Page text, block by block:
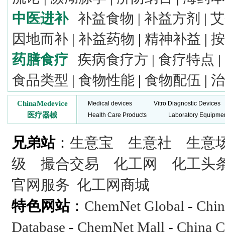
中医进补
补益食物 | 补益方剂 |
因地而补 | 补益药物 | 精神补益 |
药膳食疗
疾病食疗方 | 食疗特点 |
食品类型 | 食物性能 | 食物配伍 |
ChinaMedevice
医疗器械
Medical devices
Vitro Diagnostic Devices
Health Care Products
Laboratory
兄弟站： 生意宝 生意社
生意
级
撮合交易 化工网
化工头
官网服务 化工网商城
特色网站： ChemNet Global -
Database - ChemNet Mall - China